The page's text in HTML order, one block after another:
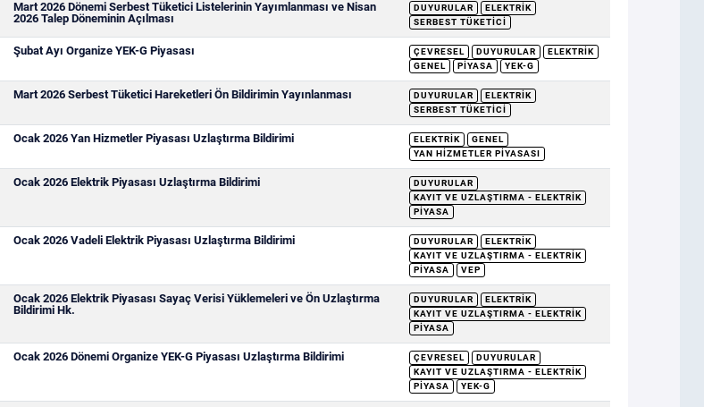
Mart 2026 Dönemi Serbest Tüketici Listelerinin Yayımlanması ve Nisan
2026 Talep Döneminin Açılması
DUYURULAR
ELEKTRIK
SERBEST TÜKETICI
Şubat Ayı Organize YEK-G Piyasası ÇEVRESEL DUYURULAR
ELEKTRIK
GENEL
PIYASA YEK-G
Mart 2026 Serbest Tüketici Hareketleri Ön Bildirimin Yayınlanması DUYURULAR
ELEKTRIK
SERBEST TÜKETICI
Ocak 2026 Yan Hizmetler Piyasası Uzlaştırma Bildirimi ELEKTRIK
GENEL
YAN HIZMETLER PIYASASI
Ocak 2026 Elektrik Piyasası Uzlaştırma Bildirimi
DUYURULAR
KAYIT VE UZLAŞTIRMA - ELEKTRIK
PIYASA
Ocak 2026 Vadeli Elektrik Piyasası Uzlaştırma Bildirimi DUYURULAR
ELEKTRIK
KAYIT VE UZLAŞTIRMA - ELEKTRIK
PIYASA
VEP
Ocak 2026 Elektrik Piyasası Sayaç Verisi Yüklemeleri ve Ön Uzlaştırma
Bildirimi Hk.
DUYURULAR
ELEKTRIK
KAYIT VE UZLAŞTIRMA - ELEKTRIK
PIYASA
Ocak 2026 Dönemi Organize YEK-G Piyasası Uzlaştırma Bildirimi ÇEVRESEL
DUYURULAR
KAYIT VE UZLAŞTIRMA - ELEKTRIK
PIYASA
YEK-G